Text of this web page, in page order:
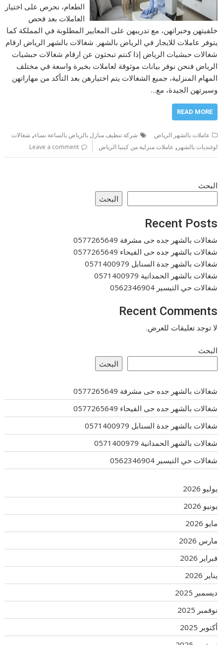
الطعام، نحرص على اختيار
العاملات بعد فحص
خلفيتهن وخبراتهن، مع تدريبهن على المعايير المطلوبة في المملكة كما
يتوفر عاملات للايجار في الرياض بالشهر. شغالات بالشهر الرياض ارقام
شغالات حبشيات الرياض إذا كنتم تبحثون عن ارقام شغالات حبشيات
الرياض فنحن نوفر بيانات موثوقة لعاملات بخبرة واسعة في مختلف
المهام المنزلية، جميع الشغالات يتم اختيارهن بعد التأكد من مهاراتهن
وسيرتهن الجيدة، مع…
READ MORE
عاملات بالشهر الرياض شركة تنظيف منازل بالرياض بالساعة نساء, شغالات
اوغنديات بالشهر , عاملات منزلية من كينيا الرياض Leave a comment
البحث
البحث
Recent Posts
شغالات بالشهر جده حى مشرفة 0577265649
شغالات بالشهر جده حى الفيحاء 0577265649
شغالات بالشهر جدة السنابل 0571400979
شغالات بالشهر الحمدانية 0571400979
شغالات حي التيسير 0562346904
Recent Comments
لا توجد تعليقات للعرض.
البحث
البحث
شغالات بالشهر جده حى مشرفة 0577265649
شغالات بالشهر جده حى الفيحاء 0577265649
شغالات بالشهر جدة السنابل 0571400979
شغالات بالشهر الحمدانية 0571400979
شغالات حي التيسير 0562346904
يوليو 2026
يونيو 2026
مايو 2026
مارس 2026
فبراير 2026
يناير 2026
ديسمبر 2025
نوفمبر 2025
أكتوبر 2025